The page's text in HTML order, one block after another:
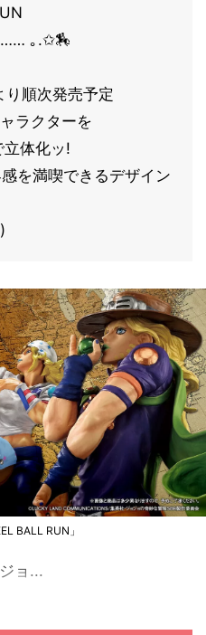
｡.✩🏇
順次発売予定
ラクターを
立体化ッ!
を満喫できるデザイン
BALL RUN」
ョ...